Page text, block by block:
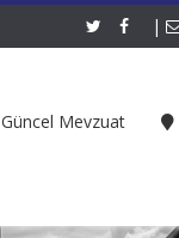
|
Güncel Mevzuat